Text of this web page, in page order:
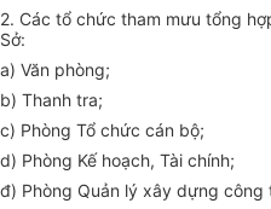
2. Các tổ chức tham mưu tổng
Sở:
a) Văn phòng;
b) Thanh tra;
c) Phòng Tổ chức cán bộ;
d) Phòng Kế hoạch, Tài chính;
đ) Phòng Quản lý xây dựng công